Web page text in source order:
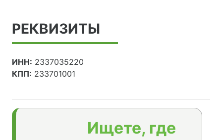
РЕКВИЗИТЫ
ИНН: 2337035220
КПП: 233701001
Ищете, где